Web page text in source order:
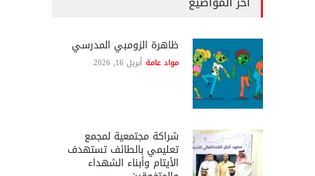
ظاهرة الزومبي المدرسي
مواد عامة أبريل 16, 2026
شراكة مجتمعية لمجمع
تعليمي بالطائف تستهدف
الأيتام وأبناء الشهداء